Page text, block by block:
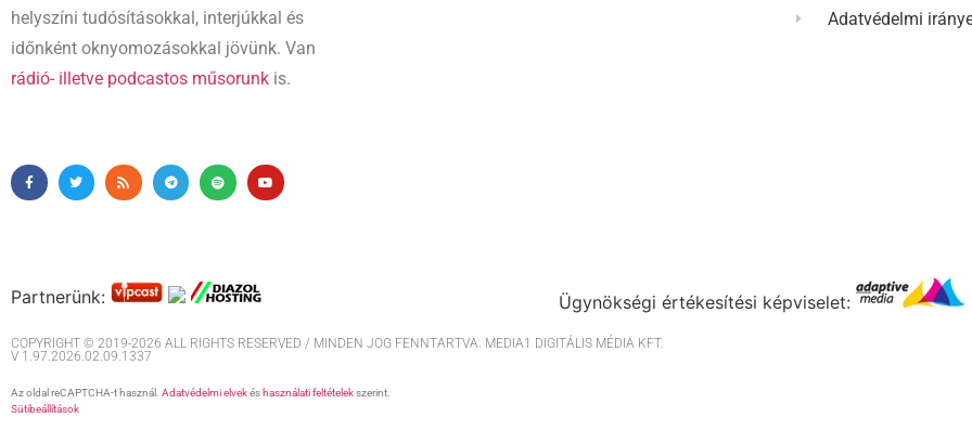
helyszíni tudósításokkal, interjúkkal és
időnként oknyomozásokkal jövünk. Van
rádió- illetve podcastos műsorunk is.
Adatvédelmi
Partnerünk: Ügynökségi értékesítési képviselet:
COPYRIGHT © 2019-2026 ALL RIGHTS RESERVED / MINDEN JOG FENNTARTVA. MEDIA1 DIGITÁLIS MÉDIA KFT.
V 1.97.2026.02.09.1337
Az oldal reCAPTCHA-t használ. Adatvédelmi elvekés használati feltételekszerint.
Sütibeállítások